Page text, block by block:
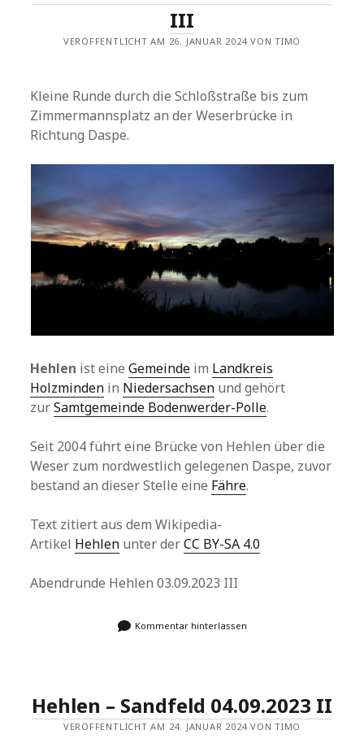
III
VERÖFFENTLICHT AM 26. JANUAR 2024 VON TIMO
Kleine Runde durch die Schloßstraße bis zum
Zimmermannsplatz an der Weserbrücke in
Richtung Daspe.
Hehlen ist eineGemeinde im Landkreis
Holzminden in Niedersachsen und gehört
zurSamtgemeinde Bodenwerder-Polle.
Seit 2004 führt eine Brücke von Hehlen über die
Weser zum nordwestlich gelegenen Daspe, zuvor
bestand an dieser Stelle eine Fähre.
Text zitiert aus dem Wikipedia-
Artikel Hehlen unter derCC BY-SA 4.0
Abendrunde Hehlen 03.09.2023 III
Kommentar hinterlassen
Hehlen – Sandfeld 04.09.2023 II
VERÖFFENTLICHT AM 24. JANUAR 2024 VON TIMO